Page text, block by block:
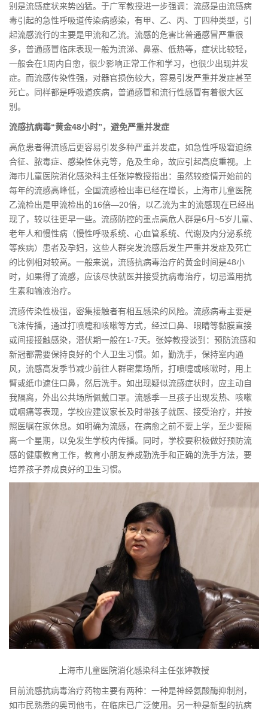
别是流感症状来势凶猛。于广军教授进一步强调：流感是由流感病
毒引起的急性呼吸道传染病感染，有甲、乙、丙、丁四种类型，引
起流感流行的主要是甲流和乙流。流感的危害比普通感冒严重很
多，普通感冒临床表现一般为流涕、鼻塞、低热等，症状比较轻，
一般会在1周内自愈，很少影响正常工作和学习，也很少出现并发
症。而流感传染性强，对器官损伤较大，容易引发严重并发症甚至
死亡。同样都是呼吸道疾病，普通感冒和流行性感冒有着很大区
别。
流感抗病毒“黄金48小时”，避免严重并发症
高危患者得流感后更容易引发多种严重并发症，如急性呼吸窘迫综
合征、脓毒症、感染性休克等，危及生命，故应引起高度重视。上
海市儿童医院消化感染科主任张婷教授指出：虽然较疫情开始前的
每年的流感高峰低，全国流感检出率已经在增长，上海市儿童医院
乙流检出是甲流检出的16倍—20倍，以乙流为主的流感现在已经出
现了，较以往更早一些。流感防控的重点高危人群是6月~5岁儿童、
老年人和慢性病（慢性呼吸系统、心血管系统、代谢及内分泌系统
等疾病）患者及孕妇，这些人群突发流感后发生严重并发症及死亡
的比例相对较高。一般来说，流感抗病毒治疗的黄金时间是48小
时，如果得了流感，应该尽快就医并接受抗病毒治疗，切忌滥用抗
生素和输液治疗。
流感传染性极强，密集接触者有相互感染的风险。流感病毒主要是
飞沫传播，通过打喷嚏和咳嗽等方式，经过口鼻、眼睛等黏膜直接
或间接接触感染，潜伏期一般在1-7天。张婷教授谈到：预防流感和
新冠都需要保持良好的个人卫生习惯。如，勤洗手，保持室内通
风，流感高发季节减少前往人群密集场所，打喷嚏或咳嗽时，用上
臂或纸巾遮住口鼻，然后洗手。如出现疑似流感症状时，应主动自
我隔离，外出公共场所佩戴口罩。流感季一旦孩子出现发热、咳嗽
或咽痛等表现，学校应建议家长及时带孩子就医、接受治疗，并按
照医嘱在家休息。如明确为流感，在病愈之前不要上学，至少要隔
离一个星期，以免发生学校内传播。同时，学校要积极做好预防流
感的健康教育工作，教育小朋友养成勤洗手和正确的洗手方法，要
培养孩子养成良好的卫生习惯。
上海市儿童医院消化感染科主任张婷教授
目前流感抗病毒治疗药物主要有两种：一种是神经氨酸酶抑制剂，
如市民熟悉的奥司他韦，在临床已广泛使用。另一种是新型的抗病